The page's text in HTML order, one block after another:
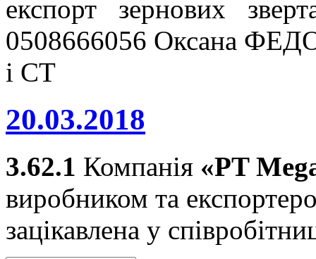
експорт зернових
0508666056 Оксана
і СТ
20.03.2018
3.62.1 Компанія «PT
виробником та
зацікавлена у